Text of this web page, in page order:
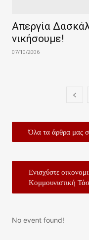
Απεργία
νικήσουμε!
07/10/2006
Όλα τα άρθρα μας
Ενισχύστε
Κομμουνιστική
No event found!